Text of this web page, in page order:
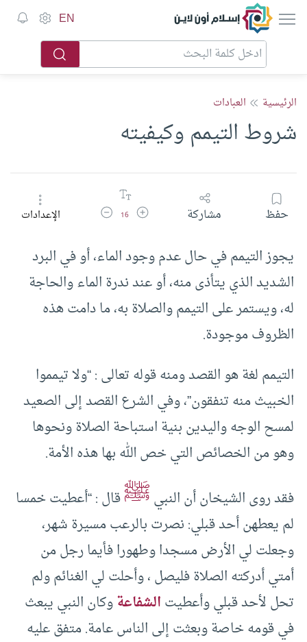
إسلام أون لاين EN
الرئيسية العبادات
شروط التيمم وكيفيته
حفظ مشاركة زيادة حجم الخط
16 تقليل حجم الخطالإعدادات
يجوز التيمم في حال عدم وجود الماء، أو في البرد
الشديد الذي يتأذى منه، أو عند ندرة الماء والحاجة
له، ويستمر على التيمم والصلاة به، ما دامت هذه
الظروف موجودة.
التيمم لغة هو القصد ومنه قوله تعالى : “ولا تيمموا
الخبيث منه تنفقون”، وفي الشرع القصد إلى الصعيد
لمسح الوجه واليدين بنية استباحة الصلاة ونحوها
وهو من الخصائص التي خص الله بها هذه الأمة.
فقد روى الشيخان أن النبيﷺقال : “أعطيت خمسا
لم يعطهن أحد قبلي: نصرت بالرعب مسيرة شهر،
وجعلت لي الأرض مسجدا وطهورا فأيما رجل من
أمتي أدركته الصلاة فليصل ، وأحلت لي الغنائم ولم
تحل لأحد قبلي وأعطيتالشفاعةوكان النبي يبعث
في قومه خاصة وبعثت إلى الناس عامة. متفق عليه